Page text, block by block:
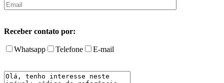
Receber contato por:
Whatsapp Telefone E-mail